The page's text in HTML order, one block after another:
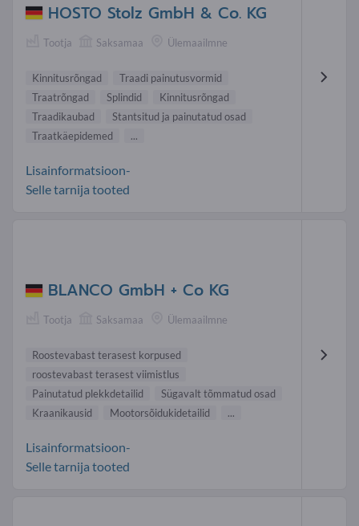
HOSTO Stolz GmbH & Co. KG
Tootja Saksamaa Ülemaailmne
Kinnitusrõngad
Traadi painutusvormid
Traatrõngad
Splindid
Kinnitusrõngad
Traadikaubad
Stantsitud ja painutatud osad
Traatkäepidemed
...
Lisainformatsioon-
Selle tarnija tooted
BLANCO GmbH + Co KG
Tootja Saksamaa Ülemaailmne
Roostevabast terasest korpused
roostevabast terasest viimistlus
Painutatud plekkdetailid
Sügavalt tõmmatud osad
Kraanikausid
Mootorsõidukidetailid ...
Lisainformatsioon-
Selle tarnija tooted